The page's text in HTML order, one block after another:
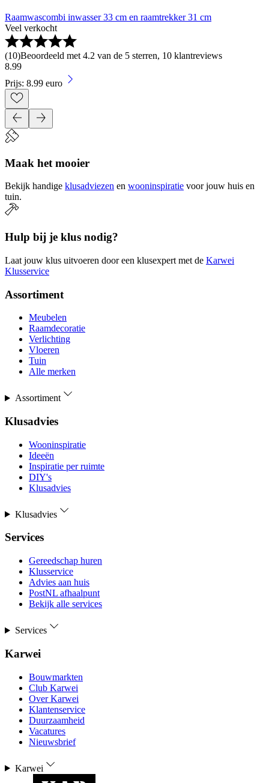
Raamwascombi inwasser 33 cm en raamtrekker 31 cm
Veel verkocht
(10)Beoordeeld met 4.2 van de 5 sterren, 10 klantreviews
8.99
Prijs: 8.99 euro
Maak het mooier
Bekijk handige klusadviezen en wooninspiratie voor jouw huis en
tuin.
Hulp bij je klus nodig?
Laat jouw klus uitvoeren door een klusexpert met de Karwei
Klusservice
Assortiment
Meubelen
Raamdecoratie
Verlichting
Vloeren
Tuin
Alle merken
Assortiment
Klusadvies
Wooninspiratie
Ideeën
Inspiratie per ruimte
DIY's
Klusadvies
Klusadvies
Services
Gereedschap huren
Klusservice
Advies aan huis
PostNL afhaalpunt
Bekijk alle services
Services
Karwei
Bouwmarkten
Club Karwei
Over Karwei
Klantenservice
Duurzaamheid
Vacatures
Nieuwsbrief
Karwei